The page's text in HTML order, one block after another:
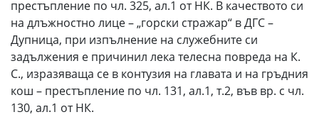
престъпление по чл. 325, ал.1 от НК. В качеството си
на длъжностно лице – „горски стражар“ в ДГС –
Дупница, при изпълнение на служебните си
задължения е причинил лека телесна повреда на К.
С., изразяваща се в контузия на главата и на гръдния
кош – престъпление по чл. 131, ал.1, т.2, във вр. с чл.
130, ал.1 от НК.